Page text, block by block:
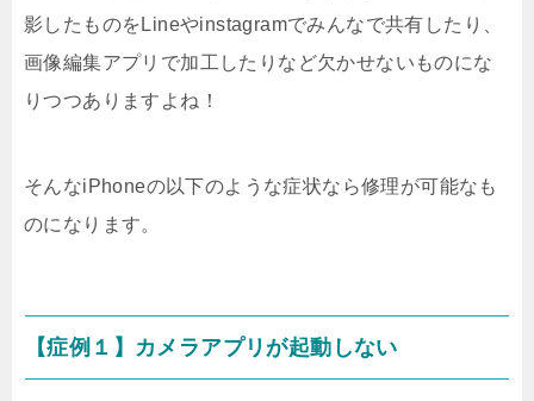
影したものをLineやinstagramでみんなで共有したり、
画像編集アプリで加工したりなど欠かせないものにな
りつつありますよね！
そんなiPhoneの以下のような症状なら修理が可能なも
のになります。
【症例１】カメラアプリが起動しない